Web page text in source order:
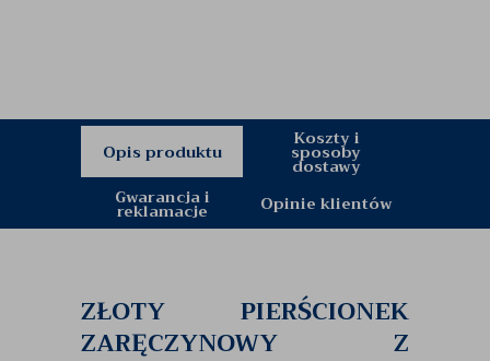
Opis produktu
Koszty i
sposoby
dostawy
Gwarancja i
reklamacje Opinie klientów
ZŁOTY PIERŚCIONEK
ZARĘCZYNOWY Z